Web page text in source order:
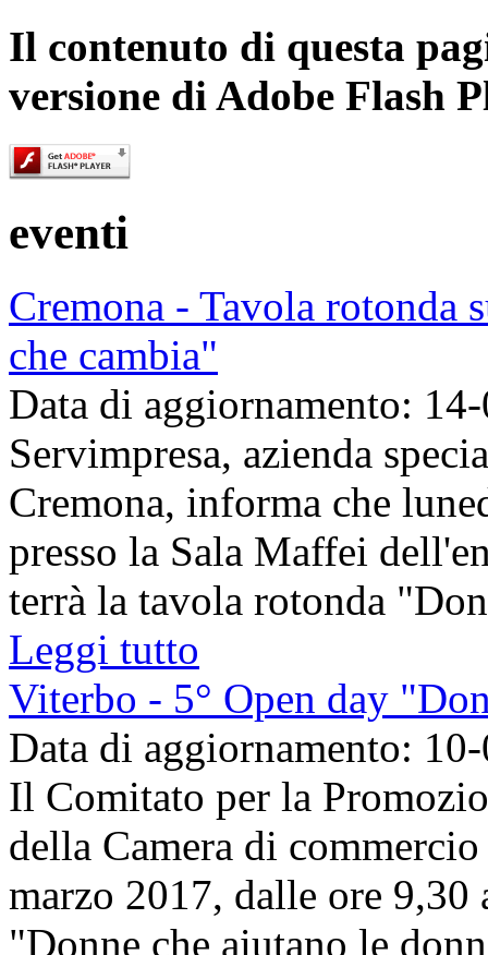
Il contenuto di questa
versione di Adobe Flash
eventi
Cremona - Tavola rotonda
che cambia"
Data di aggiornamento:
Servimpresa, azienda
Cremona, informa che
presso la Sala Maffei
terrà la tavola rotonda
Leggi tutto
Viterbo - 5° Open day
Data di aggiornamento:
Il Comitato per la
della Camera di
marzo 2017, dalle ore
"Donne che aiutano le